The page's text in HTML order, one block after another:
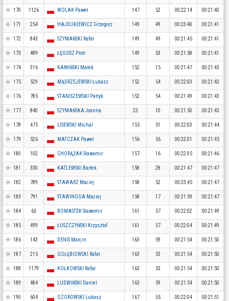
170 1126 WOLAK Paweł 147 52 00:22:14 00:21:40
171 254 HAJDUKIEWICZ Grzegorz 149 49 00:23:40 00:21:41
172 843 SZYMAŃSKI Rafał 149 49 00:21:45 00:21:41
173 489 ŁĘGOSZ Piotr 149 53 00:21:58 00:21:41
174 316 KAMIŃSKI Marek 152 15 00:21:47 00:21:43
175 529 MĄDRZEJEWSKI Łukasz 152 54 00:22:03 00:21:43
176 785 STANISZEWSKI Patryk 152 54 00:21:49 00:21:43
177 840 SZYMAŃSKA Joanna 23 10 00:21:50 00:21:43
178 475 LISEWSKI Michal 155 51 00:22:03 00:21:44
179 526 MATCZAK Paweł 156 56 00:22:01 00:21:45
180 102 CHORĄŻAK Sławomir 157 16 00:22:05 00:21:46
181 330 KATLEWSKI Bartek 158 28 00:21:47 00:21:47
182 789 STAWARZ Maciej 158 52 00:23:45 00:21:47
183 791 STAWINOGA Maciej 158 17 00:21:59 00:21:47
184 63 BOMASTEK Sławomir 161 57 00:22:02 00:21:49
185 499 ŁUSZCZYŃSKI Krzysztof 161 57 00:22:04 00:21:49
186 143 DENIS Marcin 163 59 00:21:54 00:21:50
187 215 GOŁĘBIOWSKI Rafał 163 53 00:21:54 00:21:50
188 1179 KOŁKOWSKI Rafał 163 53 00:21:54 00:21:50
189 484 LUDWIŃSKI Daniel 163 59 00:21:54 00:21:50
190 604 OZOROWSKI Lukasz 167 55 00:22:04 00:21:51